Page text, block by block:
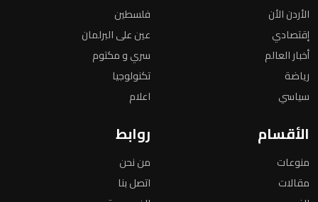
الأردن الأن
إقتصادي
أخبار العالم
رياضة
سياسي
فلسطين
عين على البرلمان
سري و مكتوم
تكنولوجيا
اعلام
الأقسام
منوعات
مقالات
روابط
من نحن
اتصل بنا